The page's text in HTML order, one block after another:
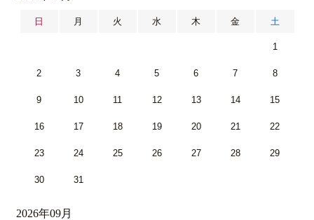
日 月 火 水 木 金 土
1
2 3 4 5 6 7 8
9 10 11 12 13 14 15
16 17 18 19 20 21 22
23 24 25 26 27 28 29
30 31
2026年09月